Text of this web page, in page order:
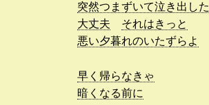
突然つまずいて泣き出した
大丈夫
それはきっと
悪い夕暮れのいたずらよ
早く帰らなきゃ
暗くなる前に